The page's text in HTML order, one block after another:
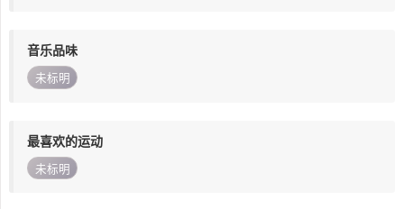
音乐品味
未标明
最喜欢的运动
未标明